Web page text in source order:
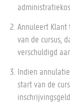
Annuleert Klant
van de cursus,
verschuldigd
Indien
start van de